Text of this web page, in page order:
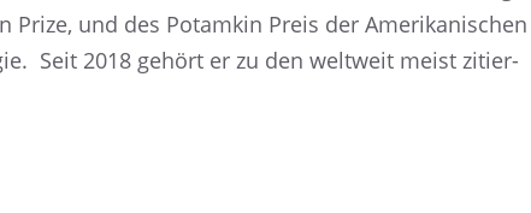
Prize, und des Potam­kin Preis der Ameri­ka­ni­schen
Seit 2018 gehört er zu den weltweit meist zitier­